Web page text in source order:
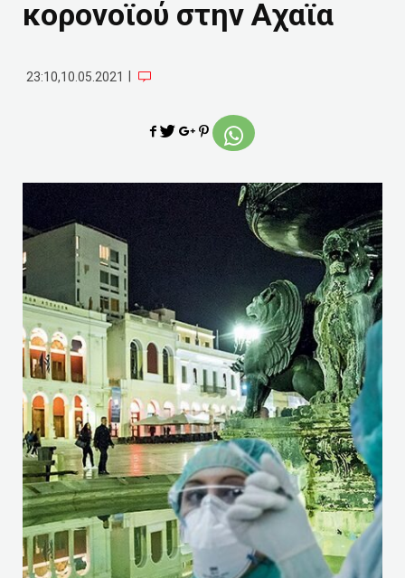
κορονοϊού στην Αχαϊα
23:10,10.05.2021